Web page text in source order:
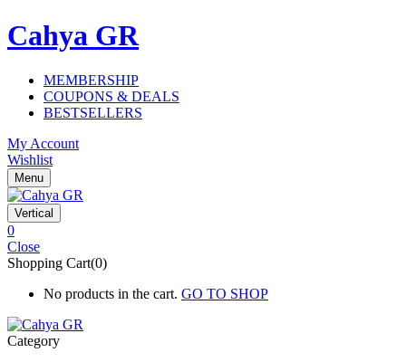
Cahya GR
MEMBERSHIP
COUPONS & DEALS
BESTSELLERS
My Account
Wishlist
Menu
Vertical
0
Close
Shopping Cart(0)
No products in the cart. GO TO SHOP
Category